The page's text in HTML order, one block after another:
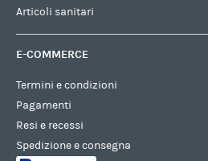
Articoli sanitari
E-COMMERCE
Termini e condizioni
Pagamenti
Resi e recessi
Spedizione e consegna